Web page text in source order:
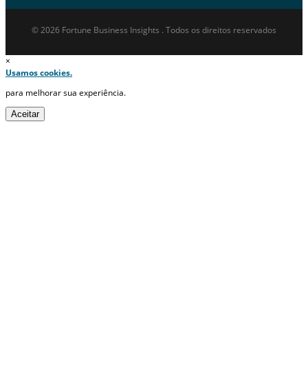
© 2026 Fortune Business Insights . Todos os direitos reservados
×
Usamos cookies.
para melhorar sua experiência.
Aceitar